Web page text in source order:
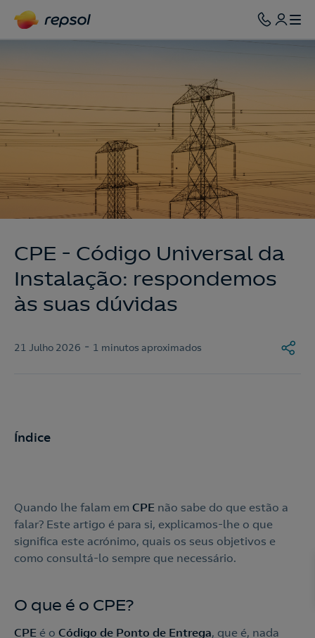
CPE - Código Universal da
Instalação: respondemos
às suas dúvidas
21 Julho 2026 - 1 minutos aproximados
Quando lhe falam em CPE não sabe do que estão a
falar? Este artigo é para si, explicamos-lhe o que
significa este acrónimo, quais os seus objetivos e
como consultá-lo sempre que necessário.
O que é o CPE?
CPE é o Código de Ponto de Entrega, que é, nada
Índice